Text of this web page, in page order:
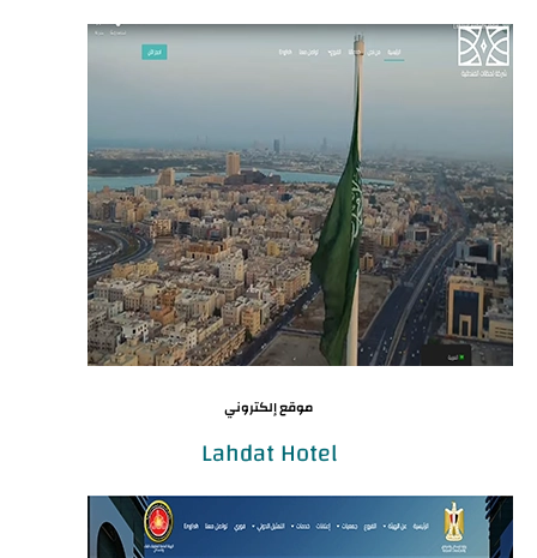
موقع إلكتروني
Lahdat Hotel